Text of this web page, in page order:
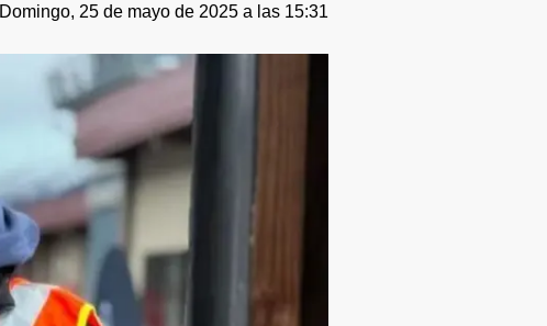
Domingo, 25 de mayo de 2025 a las 15:31